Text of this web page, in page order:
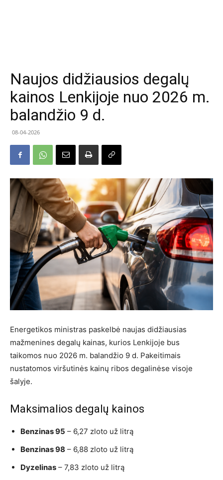
Naujos didžiausios degalų
kainos Lenkijoje nuo 2026 m.
balandžio 9 d.
08-04-2026
Energetikos ministras paskelbė naujas didžiausias
mažmenines degalų kainas, kurios Lenkijoje bus
taikomos nuo 2026 m. balandžio 9 d. Pakeitimais
nustatomos viršutinės kainų ribos degalinėse visoje
šalyje.
Maksimalios degalų kainos
Benzinas 95 – 6,27 zloto už litrą
Benzinas 98 – 6,88 zloto už litrą
Dyzelinas – 7,83 zloto už litrą